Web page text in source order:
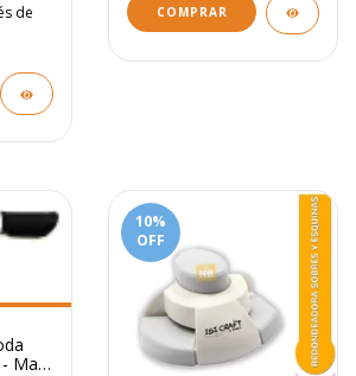
de
Mark
10%
OFF